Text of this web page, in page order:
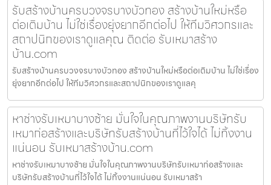
รับสร้างบ้านครบวงจรบางบัวทอง สร้างบ้านใหม่หรือ
ต่อเติมบ้าน ไม่ใช่เรื่องยุ่งยากอีกต่อไป ให้ทีมวิศวกรและ
สถาปนิกของเราดูแลคุณ ติดต่อ รับเหมาสร้าง
บ้าน.com
รับสร้างบ้านครบวงจรบางบัวทอง สร้างบ้านใหม่หรือต่อเติมบ้าน ไม่ใช่เรื่อง
ยุ่งยากอีกต่อไป ให้ทีมวิศวกรและสถาปนิกของเราดูแลคุ
หาช่างรับเหมาบางซ้าย มั่นใจในคุณภาพงานบริษัทรับ
เหมาก่อสร้างและบริษัทรับสร้างบ้านที่ไว้ใจได้ ไม่ทิ้งงาน
แน่นอน รับเหมาสร้างบ้าน.com
หาช่างรับเหมาบางซ้าย มั่นใจในคุณภาพงานบริษัทรับเหมาก่อสร้างและ
บริษัทรับสร้างบ้านที่ไว้ใจได้ ไม่ทิ้งงานแน่นอน รับเหมาสร้า